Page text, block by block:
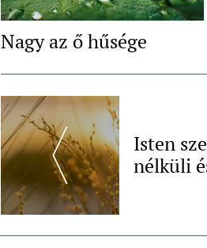
Nagy az ő hűsége
Post
NavigationIsten
nélküli